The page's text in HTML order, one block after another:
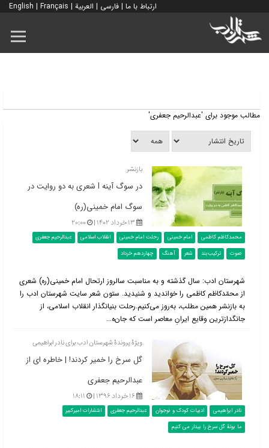
ارتباط با ما | فارسی | العربية |
English | Français
مطالب موجود برای 'عبدالرحیم جعفری'
بازنشر
در سوگ آینه l شعری به دو روایت در
سوگ امام خمینی(ره)
۱۳ خرداد ۱۴۰۲ | ۲۰:۰۰
محمدکاظم کاظمی امام خمینی رحلت امام خمینی انقلاب اسلامی
عبدالرحیم جعفری
صوت
ترکیب‌بند شعر آهنگ چهاردهم خرداد
شهرستان ادب: سال گذشته و به مناسبت سالروز ارتحال امام خمینی(ره) شعری
از محمّدکاظم کاظمی را خواندید و شنیدید. ستون شعر سایت شهرستان ادب را
به بازنشر همین مطلب، به‌روز می‌کنیم.رحلت بنیانگذار انقلاب اسلامی، از
جانگدازترین وقایع ایرانِ معاصر است که جان‌ه...
ویژۀ پروندۀ شهرستان ادب برای نادر ابراهیمی
گل سرخ را خمیر کردند! | خاطره ای از
عبدالرحیم جعفری
۱۶ خرداد ۱۳۹۶ | ۱۸:۱۱
نادر ابراهیمی ادبیات کودک و نوجوان عبدالرحیم جعفری
انتشارات امیرکبیر
ما بوتۀ گل سرخ را بیدار می کنیم